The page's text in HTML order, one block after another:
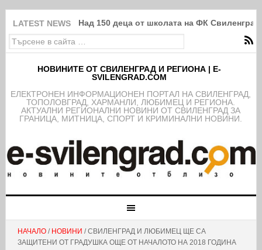
LATEST NEWS Над 150 деца от школата на ФК
НОВИНИТЕ ОТ СВИЛЕНГРАД И РЕГИОНА | E-
SVILENGRAD.COM
EЛЕКТРОНЕН ИНФОРМАЦИОНЕН ПОРТАЛ НА СВИЛЕНГРАД,
ТОПОЛОВГРАД, ХАРМАНЛИ, ЛЮБИМЕЦ И РЕГИОНА.
АКТУАЛНИ РЕГИОНАЛНИ НОВИНИ ОТ СВИЛЕНГРАД ЗА
ГРАНИЦА, МИТНИЦА, СПОРТ И КРИМИНАЛНИ НОВИНИ.
НАЧАЛО/ НОВИНИ / СВИЛЕНГРАД И ЛЮБИМЕЦ ЩЕ СА
ЗАЩИТЕНИ ОТ ГРАДУШКА ОЩЕ ОТ НАЧАЛОТО НА 2018 ГОДИНА